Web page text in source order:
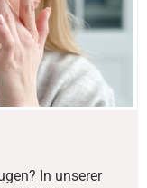
In unserer